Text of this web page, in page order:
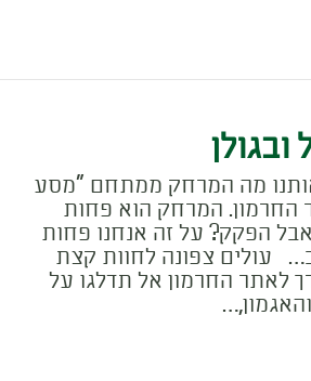
ובגולן
מה המרחק ממתחם "מסע
החרמון. המרחק הוא פחות
הפקק? על זה אנחנו פחות
עולים צפונה לחוות קצת
לאתר החרמון אל תדלגו על